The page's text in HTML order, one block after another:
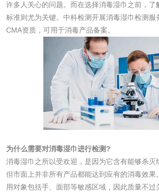
许多人关心的问题。而在选择消毒湿巾之前，了
标准则尤为关键。中科检测开展消毒湿巾检测服
CMA资质，可用于消毒产品备案。
为什么需要对消毒湿巾进行检测?
消毒湿巾之所以受欢迎，是因为它含有能够杀灭
但市面上并非所有产品都能达到应有的消毒效果
用对象包括手、面部等敏感区域，因此质量不过
洗手液检测
水处理剂
水处理药剂检测
工业乳状氢氧化钙
检测
三氯异氰尿酸检测
碳酸钙检测